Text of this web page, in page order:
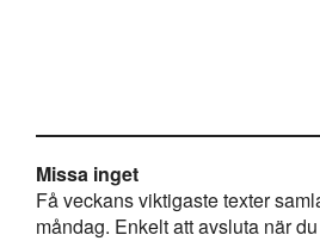
Missa inget
Få veckans viktigaste texter
måndag. Enkelt att avsluta när